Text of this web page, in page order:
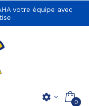
votre équipe avec
settings 0